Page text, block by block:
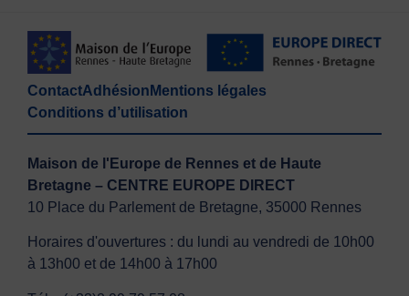
ContactAdhésion Mentions légales
Conditions d’utilisation
Maison de l'Europe de Rennes et de Haute
Bretagne – CENTRE EUROPE DIRECT
10 Place du Parlement de Bretagne, 35000 Rennes
Horaires d'ouvertures : du lundi au vendredi de 10h00
à 13h00 et de 14h00 à 17h00